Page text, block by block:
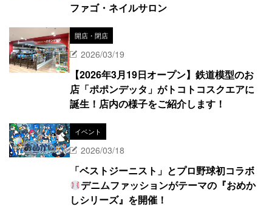
ファゴ・ネイルサロン
開店・閉店
2026/03/19
【2026年3月19日オープン】鉄道模型のお
店「ポポンデッタ」がトコトコスクエアに
誕生！店内の様子をご紹介します！
イベント
2026/03/18
「ベストジーニスト」とプロ野球初コラボ
デニムファッションがテーマの『おめか
しシリーズ』を開催！